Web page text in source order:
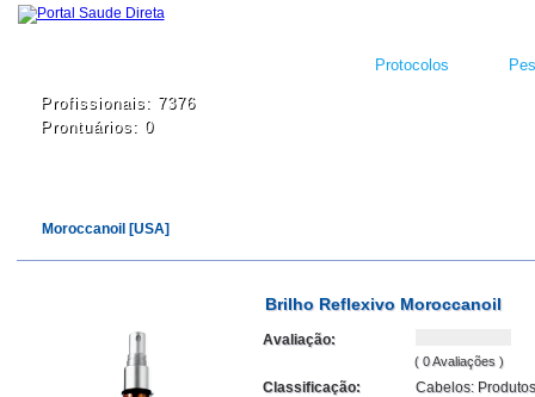
Protocolos
Profissionais: 7376
Prontuários: 0
Moroccanoil [USA]
Brilho Reflexivo Moroccanoil
Avaliação:
( 0 Avaliações )
Classificação:
Cabelos: Produtos